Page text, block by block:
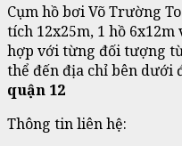
Cụm hồ bơi Võ Trường
tích 12x25m, 1 hồ
hợp với từng đối tượng
thể đến địa chỉ bên dưới
quận 12
Thông tin liên hệ: